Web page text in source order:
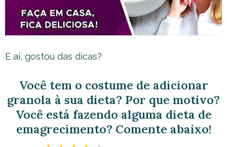
E aí, gostou das dicas?
Você tem o costume de adicionar
granola à sua dieta? Por que motivo?
Você está fazendo alguma dieta de
emagrecimento? Comente abaixo!